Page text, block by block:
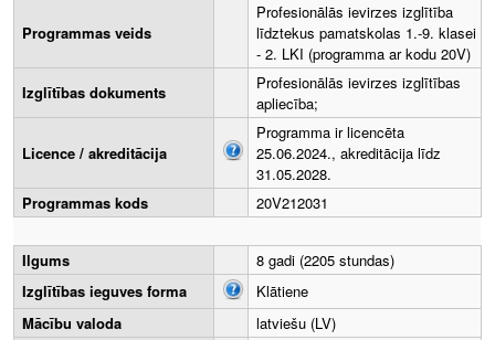
Programmas veids
Profesionālās ievirzes izglītība
līdztekus pamatskolas 1.-9. klasei
- 2. LKI (programma ar kodu 20V)
Izglītības dokuments
Profesionālās ievirzes izglītības
apliecība;
Licence / akreditācija
Programma ir licencēta
25.06.2024., akreditācija līdz
31.05.2028.
Programmas kods
20V212031
Ilgums
8 gadi (2205 stundas)
Izglītības ieguves forma
Klātiene
Mācību valoda
latviešu (LV)